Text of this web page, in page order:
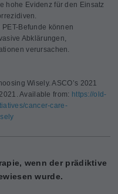
hohe Evidenz für den Einsatz
Befunde können
Abklärungen,
verursachen.
Wisely. ASCO’s 2021
Available from: https://old-
cancer-care-
wenn der prädiktive
wurde.